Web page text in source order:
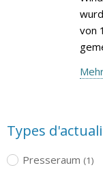
von
Types
Presseraum (1)